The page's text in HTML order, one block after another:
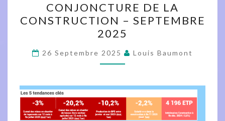
DE
LA
CONSTRUCTION
–
SEPTEMBRE
CONJONCTURE DE LA
CONSTRUCTION – SEPTEMBRE
2025
26 Septembre 2025 Louis Baumont